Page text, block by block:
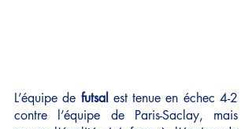
L’équipe de futsal est tenue en échec 4-2
contre l’équipe de Paris-Saclay, mais